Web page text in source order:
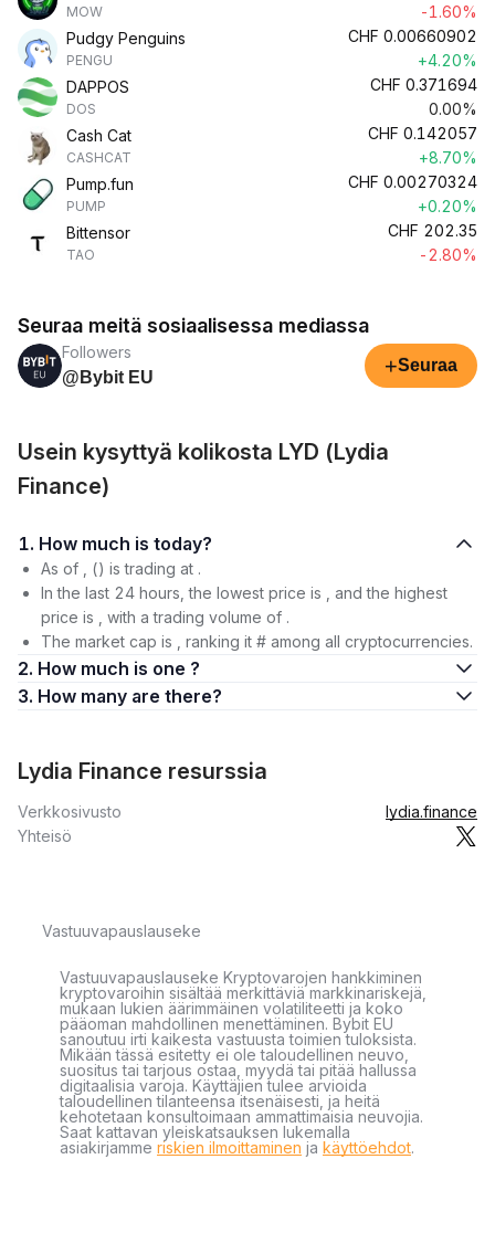
MOW
-1.60%
Pudgy Penguins
PENGU
CHF 0.00660902
+4.20%
DAPPOS
DOS
CHF 0.371694
0.00%
Cash Cat
CASHCAT
CHF 0.142057
+8.70%
Pump.fun
PUMP
CHF 0.00270324
+0.20%
Bittensor
TAO
CHF 202.35
-2.80%
Seuraa meitä sosiaalisessa mediassa
Followers
@Bybit EU
+Seuraa
Usein kysyttyä kolikosta LYD (Lydia
Finance)
1. How much is today?
As of , () is trading at .
In the last 24 hours, the lowest price is , and the highest
price is , with a trading volume of .
The market cap is , ranking it # among all cryptocurrencies.
2. How much is one ?
3. How many are there?
Lydia Finance resurssia
Verkkosivusto
lydia.finance
Yhteisö
Vastuuvapauslauseke
Vastuuvapauslauseke Kryptovarojen hankkiminen
kryptovaroihin sisältää merkittäviä markkinariskejä,
mukaan lukien äärimmäinen volatiliteetti ja koko
pääoman mahdollinen menettäminen. Bybit EU
sanoutuu irti kaikesta vastuusta toimien tuloksista.
Mikään tässä esitetty ei ole taloudellinen neuvo,
suositus tai tarjous ostaa, myydä tai pitää hallussa
digitaalisia varoja. Käyttäjien tulee arvioida
taloudellinen tilanteensa itsenäisesti, ja heitä
kehotetaan konsultoimaan ammattimaisia neuvojia.
Saat kattavan yleiskatsauksen lukemalla
asiakirjamme riskien ilmoittaminen ja käyttöehdot.